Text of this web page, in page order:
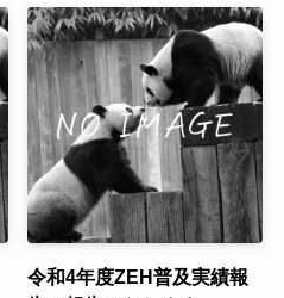
令和4年度ZEH普及実績報